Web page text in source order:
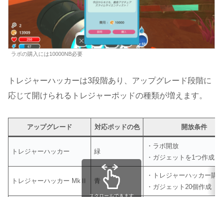
ラボの購入には10000NB必要
トレジャーハッカーは3段階あり、アップグレード段階に
応じて開けられるトレジャーポッドの種類が増えます。
アップグレード 対応ポッドの色 開放条件
トレジャーハッカー 緑
・ラボ開放
・ガジェットを1つ作成
トレジャーハッカー MkⅡ 青
・トレジャーハッカー購
・ガジェット20個作成
スクロールできます